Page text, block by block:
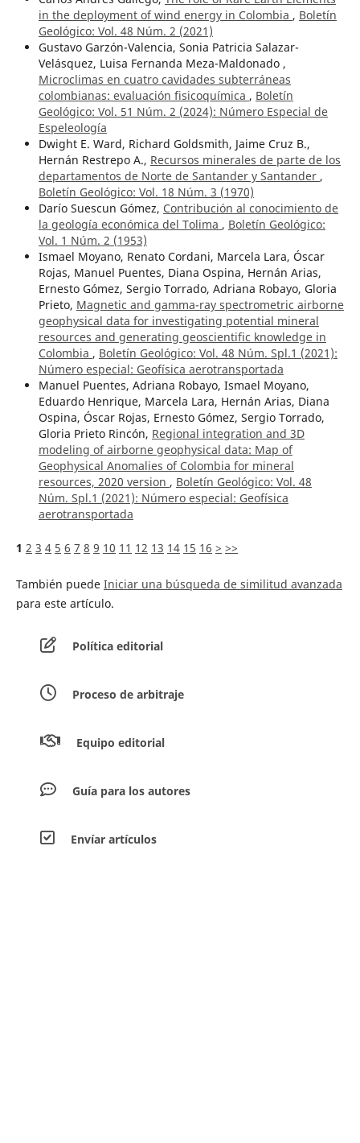
in the deployment of wind energy in Colombia , Boletín
Geológico: Vol. 48 Núm. 2 (2021)
Gustavo Garzón-Valencia, Sonia Patricia Salazar-
Velásquez, Luisa Fernanda Meza-Maldonado ,
Microclimas en cuatro cavidades subterráneas
colombianas: evaluación fisicoquímica , Boletín
Geológico: Vol. 51 Núm. 2 (2024): Número Especial de
Espeleología
Dwight E. Ward, Richard Goldsmith, Jaime Cruz B.,
Hernán Restrepo A., Recursos minerales de parte de los
departamentos de Norte de Santander y Santander ,
Boletín Geológico: Vol. 18 Núm. 3 (1970)
Darío Suescun Gómez, Contribución al conocimiento de
la geología económica del Tolima , Boletín Geológico:
Vol. 1 Núm. 2 (1953)
Ismael Moyano, Renato Cordani, Marcela Lara, Óscar
Rojas, Manuel Puentes, Diana Ospina, Hernán Arias,
Ernesto Gómez, Sergio Torrado, Adriana Robayo, Gloria
Prieto, Magnetic and gamma-ray spectrometric airborne
geophysical data for investigating potential mineral
resources and generating geoscientific knowledge in
Colombia , Boletín Geológico: Vol. 48 Núm. Spl.1 (2021):
Número especial: Geofísica aerotransportada
Manuel Puentes, Adriana Robayo, Ismael Moyano,
Eduardo Henrique, Marcela Lara, Hernán Arias, Diana
Ospina, Óscar Rojas, Ernesto Gómez, Sergio Torrado,
Gloria Prieto Rincón, Regional integration and 3D
modeling of airborne geophysical data: Map of
Geophysical Anomalies of Colombia for mineral
resources, 2020 version , Boletín Geológico: Vol. 48
Núm. Spl.1 (2021): Número especial: Geofísica
aerotransportada
1 2 3 4 5 6 7 8 9 10 11 12 13 14 15 16 > >>
También puede Iniciar una búsqueda de similitud avanzada
para este artículo.
Política editorial
Proceso de arbitraje
Equipo editorial
Guía para los autores
Envíar artículos